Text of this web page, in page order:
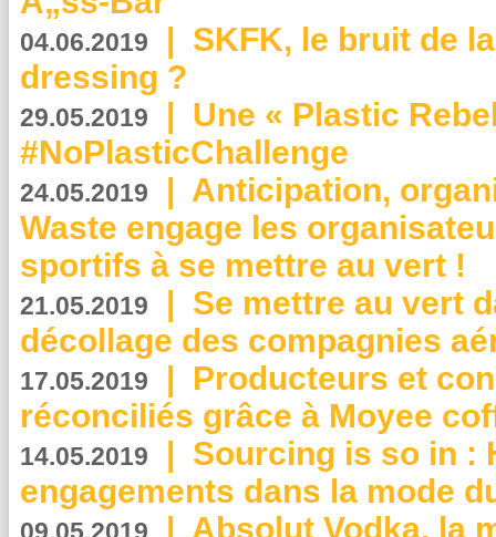
04.06.2019 | SKFK, le bruit de
dressing ?
29.05.2019 | Une « Plastic
#NoPlasticChallenge
24.05.2019 | Anticipation,
Waste engage les
sportifs à se mettre au vert !
21.05.2019 | Se mettre au vert
décollage des compagnies
17.05.2019 | Producteurs et
réconciliés grâce à Moyee
14.05.2019 | Sourcing is so in :
engagements dans la mode
| Absolut Vodka, la